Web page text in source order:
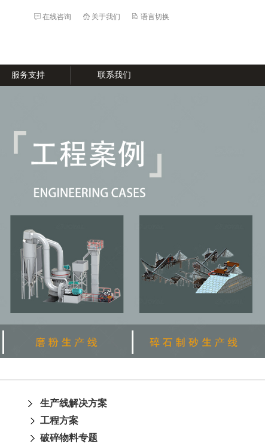
语言切换
关于我们
在线咨询
服务支持 联系我们
生产线解决方案
工程方案
破碎物料专题